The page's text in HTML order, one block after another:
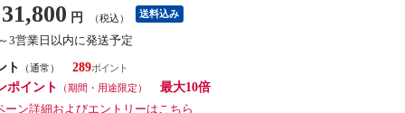
31,800 円 （税込） 送料込み
3営業日以内に発送予定
ト
（通常）
289
ポイント
（期間・用途限定）
最大10倍
ーン詳細およびエントリーはこちら